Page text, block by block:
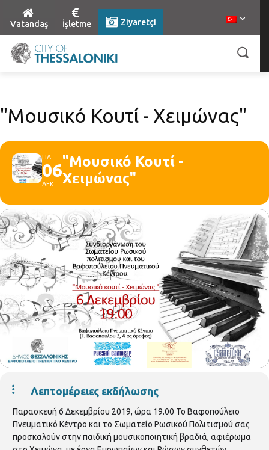
Vatandaş İşletme Ziyaretçi
"Μουσικό Κουτί - Χειμώνας"
ΠΑ
06
ΔΕΚ
"Μουσικό Κουτί -
Χειμώνας"
Λεπτομέρειες εκδήλωσης
Παρασκευή 6 Δεκεμβρίου 2019, ώρα 19.00 Το Βαφοπούλειο
Πνευματικό Κέντρο και το Σωματείο Ρωσικού Πολιτισμού σας
προσκαλούν στην παιδική μουσικοποιητική βραδιά, αφιέρωμα